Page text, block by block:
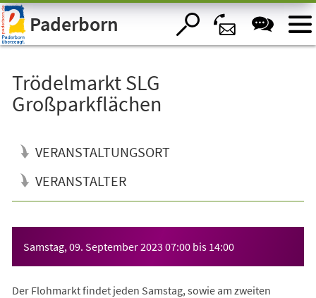
Visuelle
Assistenzsoftware
öffnen.Paderborn
Trödelmarkt SLG
Großparkflächen
VERANSTALTUNGSORT
VERANSTALTER
Samstag, 09. September 2023 07:00 bis 14:00
Der Flohmarkt findet jeden Samstag, sowie am zweiten